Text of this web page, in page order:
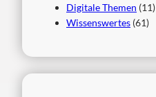
Digitale Themen (11)
Wissenswertes (61)